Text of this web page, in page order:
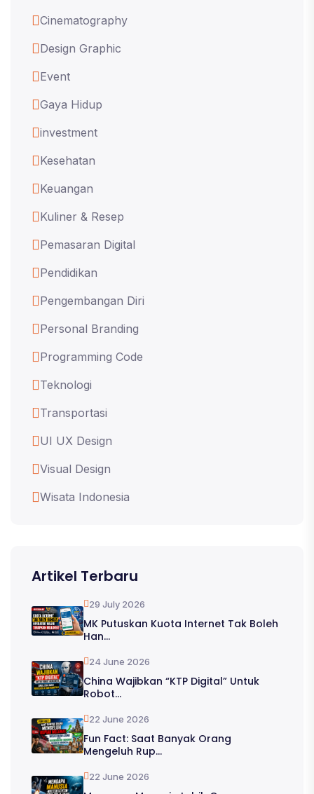
Cinematography
Design Graphic
Event
Gaya Hidup
investment
Kesehatan
Keuangan
Kuliner & Resep
Pemasaran Digital
Pendidikan
Pengembangan Diri
Personal Branding
Programming Code
Teknologi
Transportasi
UI UX Design
Visual Design
Wisata Indonesia
Artikel Terbaru
29 July 2026
MK Putuskan Kuota Internet Tak Boleh
Han...
24 June 2026
China Wajibkan “KTP Digital” Untuk
Robot...
22 June 2026
Fun Fact: Saat Banyak Orang
Mengeluh Rup...
22 June 2026